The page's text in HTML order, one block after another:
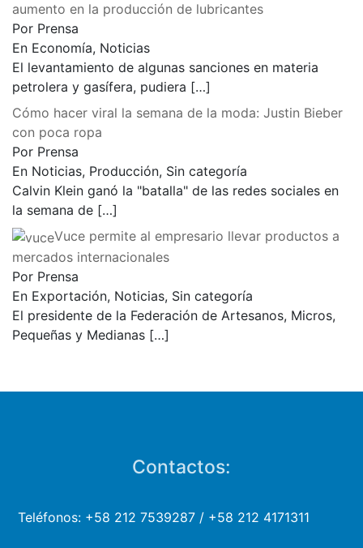
aumento en la producción de lubricantes
Por Prensa
En Economía, Noticias
El levantamiento de algunas sanciones en materia
petrolera y gasífera, pudiera […]
Cómo hacer viral la semana de la moda: Justin Bieber
con poca ropa
Por Prensa
En Noticias, Producción, Sin categoría
Calvin Klein ganó la "batalla" de las redes sociales en
la semana de […]
Vuce permite al empresario llevar productos a
mercados internacionales
Por Prensa
En Exportación, Noticias, Sin categoría
El presidente de la Federación de Artesanos, Micros,
Pequeñas y Medianas […]
Contactos:
Teléfonos: +58 212 7539287 / +58 212 4171311